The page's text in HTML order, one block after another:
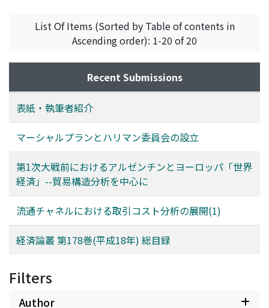
List Of Items (Sorted by Table of contents in
Ascending order): 1-20 of 20
Recent Submissions
表紙・執筆者紹介
マーシャルプランとハリマン委員会の設立
第1次大戦前におけるアルゼンチンとヨーロッパ「世界
経済」--貿易構造分析を中心に
流通チャネルにおける取引コスト分析の展開(1)
経済論叢 第178巻(平成18年) 総目録
Filters
Author